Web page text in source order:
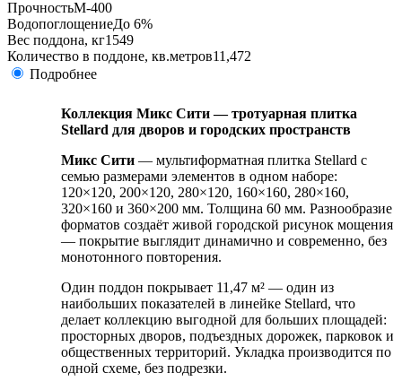
ПрочностьМ-400
ВодопоглощениеДо 6%
Вес поддона, кг1549
Количество в поддоне, кв.метров11,472
Подробнее
Коллекция Микс Сити — тротуарная плитка
Stellard для дворов и городских пространств
Микс Сити — мультиформатная плитка Stellard с
семью размерами элементов в одном наборе:
120×120, 200×120, 280×120, 160×160, 280×160,
320×160 и 360×200 мм. Толщина 60 мм. Разнообразие
форматов создаёт живой городской рисунок мощения
— покрытие выглядит динамично и современно, без
монотонного повторения.
Один поддон покрывает 11,47 м² — один из
наибольших показателей в линейке Stellard, что
делает коллекцию выгодной для больших площадей:
просторных дворов, подъездных дорожек, парковок и
общественных территорий. Укладка производится по
одной схеме, без подрезки.